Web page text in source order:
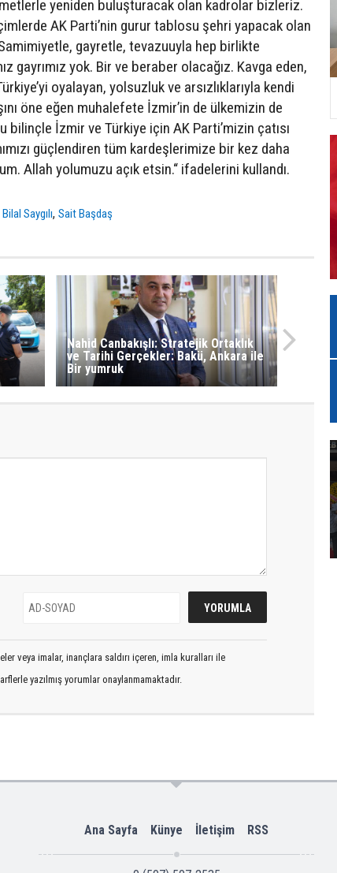
yeniden buluşturacak olan kadrolar bizleriz.
AK Parti’nin gurur tablosu şehri yapacak olan
gayretle, tevazuuyla hep birlikte
gayrımız yok. Bir ve beraber olacağız. Kavga eden,
oyalayan, yolsuzluk ve arsızlıklarıyla kendi
öne eğen muhalefete İzmir’in de ülkemizin de
bilinçle İzmir ve Türkiye için AK Parti’mizin çatısı
güçlendiren tüm kardeşlerimize bir kez daha
Allah yolumuzu açık etsin.“ ifadelerini kullandı.
Bilal Saygılı,Sait Başdaş
Nahid Canbakışlı: Stratejik Ortaklık
ve Tarihi Gerçekler: Bakü, Ankara ile
Bir yumruk
veya imalar, inançlara saldırı içeren, imla kuralları ile
yazılmış yorumlar onaylanmamaktadır.
Ana Sayfa Künye İletişim RSS